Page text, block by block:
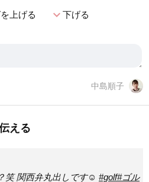
上げる expand_more下げる
中島順子
える
笑 関西弁丸出しです☺️ #golf#ゴル